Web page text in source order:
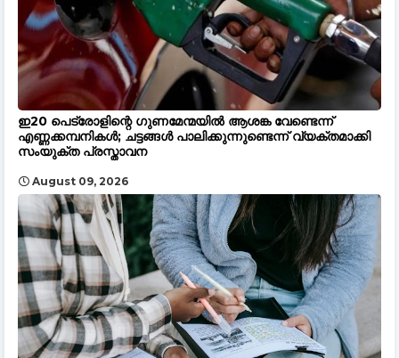
ഇ20 പെട്രോളിന്റെ ഗുണമേന്മയിൽ ആശങ്ക വേണ്ടെന്ന്
എണ്ണക്കമ്പനികൾ; ചട്ടങ്ങൾ പാലിക്കുന്നുണ്ടെന്ന് വ്യക്തമാക്കി
സംയുക്ത പ്രസ്താവന
August 09, 2026